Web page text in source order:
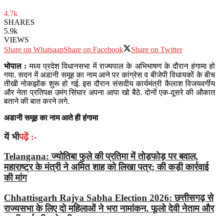
4.7k
SHARES
5.9k
VIEWS
Share on WhatsaapShare on Facebook
Share on Twitter
भोपाल :मध्य प्रदेश विधानसभा में राज्यपाल के अभिभाषण के दौरान हंगामा हो
गया. सदन में अडानी समूह का नाम आने पर कांग्रेस व बीजेपी विधायकों के बीच
तीखी नोकझोंक शुरू हो गई. इस दौरान संसदीय कार्यमंत्री कैलाश विजयवर्गीय
और नेता प्रतिपक्ष उमंग सिंघार अपना आपा खो बैठे. दोनों एक-दूसरे की औकात
बताने की बात करने लगे.
अडानी समूह का नाम आते ही हंगामा
यें भीपढ़ें :-
Telangana: ज्योतिबा फुले की प्रतिमा में तोड़फोड़ पर बवाल,
महाराष्ट्र के मंत्री ने अमित शाह को लिखा पत्र; की कड़ी कार्रवाई
की मांग
Chhattisgarh Rajya Sabha Election 2026: छत्तीसगढ़ से
राज्यसभा के लिए दो महिलाओं ने भरा नामांकन, फूलो देवी नेताम और